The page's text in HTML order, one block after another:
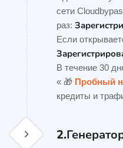
сети
раз:
Если
В течение 30
« 🎁 Пробный
кредиты и
2.